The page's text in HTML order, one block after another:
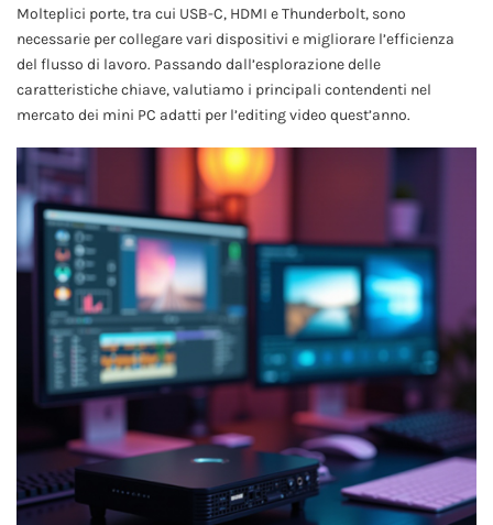
Molteplici porte, tra cui USB-C, HDMI e Thunderbolt, sono
necessarie per collegare vari dispositivi e migliorare l’efficienza
del flusso di lavoro. Passando dall’esplorazione delle
caratteristiche chiave, valutiamo i principali contendenti nel
mercato dei mini PC adatti per l’editing video quest’anno.